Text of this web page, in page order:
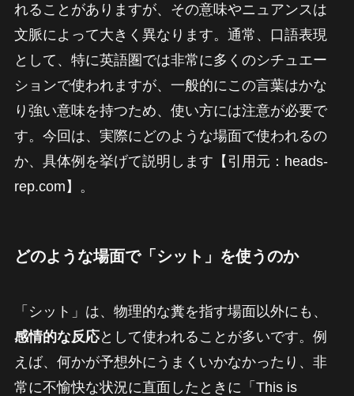
れることがありますが、その意味やニュアンスは
文脈によって大きく異なります。通常、口語表現
として、特に英語圏では非常に多くのシチュエー
ションで使われますが、一般的にこの言葉はかな
り強い意味を持つため、使い方には注意が必要で
す。今回は、実際にどのような場面で使われるの
か、具体例を挙げて説明します【引用元：heads-
rep.com】。
どのような場面で「シット」を使うのか
「シット」は、物理的な糞を指す場面以外にも、
感情的な反応として使われることが多いです。例
えば、何かが予想外にうまくいかなかったり、非
常に不愉快な状況に直面したときに「This is